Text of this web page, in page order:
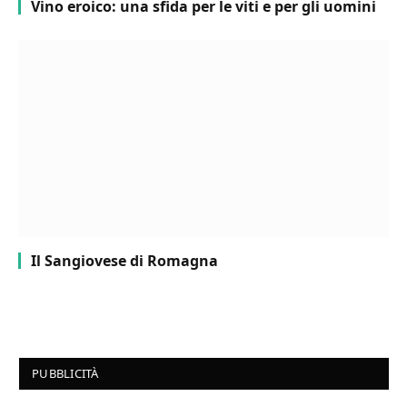
Vino eroico: una sfida per le viti e per gli uomini
Il Sangiovese di Romagna
PUBBLICITÀ